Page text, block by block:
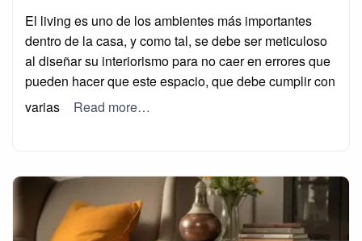
El living es uno de los ambientes más importantes
dentro de la casa, y como tal, se debe ser meticuloso
al diseñar su interiorismo para no caer en errores que
pueden hacer que este espacio, que debe cumplir con
varias
Read more…